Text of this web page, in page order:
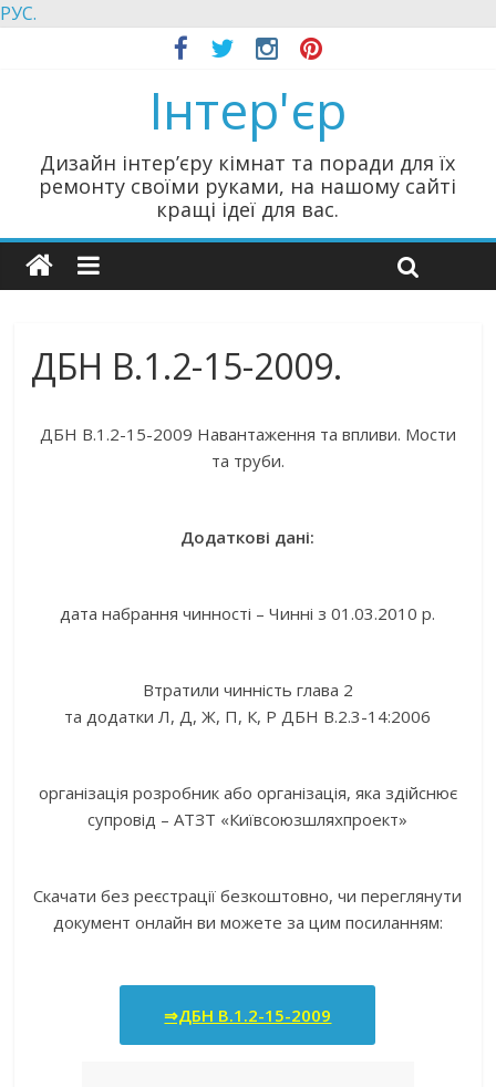
РУС.
Інтер'єр
Дизайн інтер’єру кімнат та поради для їх
ремонту своїми руками, на нашому сайті
кращі ідеї для вас.
ДБН В.1.2-15-2009.
ДБН В.1.2-15-2009 Навантаження та впливи. Мости
та труби.
Додаткові дані:
дата набрання чинності – Чинні з 01.03.2010 р.
Втратили чинність глава 2
та додатки Л, Д, Ж, П, К, Р ДБН В.2.3-14:2006
організація розробник або організація, яка здійснює
супровід – АТЗТ «Київсоюзшляхпроект»
Скачати без реєстрації безкоштовно, чи переглянути
документ онлайн ви можете за цим посиланням:
⇒ДБН В.1.2-15-2009